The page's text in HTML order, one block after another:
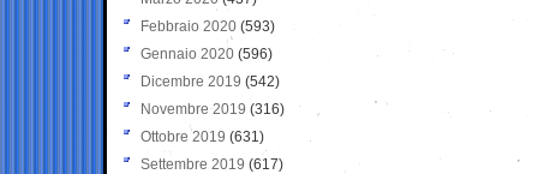
Febbraio 2020 (593)
Gennaio 2020 (596)
Dicembre 2019 (542)
Novembre 2019 (316)
Ottobre 2019 (631)
Settembre 2019 (617)